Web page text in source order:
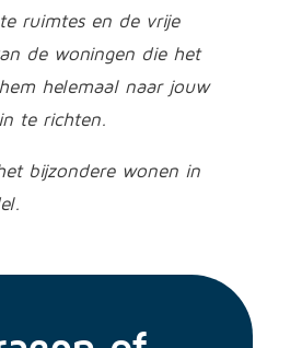
ruimtes en de vrije
de woningen die het
helemaal naar jouw
te richten.
bijzondere wonen in